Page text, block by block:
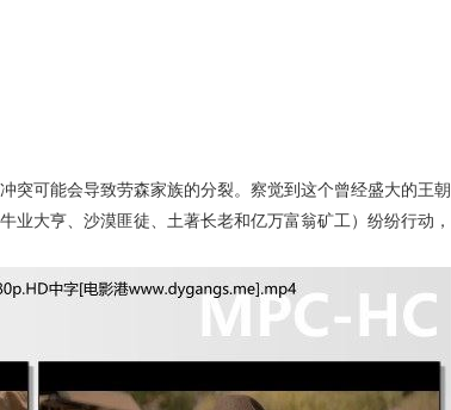
可能会导致劳森家族的分裂。察觉到这个曾经盛大的王朝
业大亨、沙漠匪徒、土著长老和亿万富翁矿工）纷纷行动，